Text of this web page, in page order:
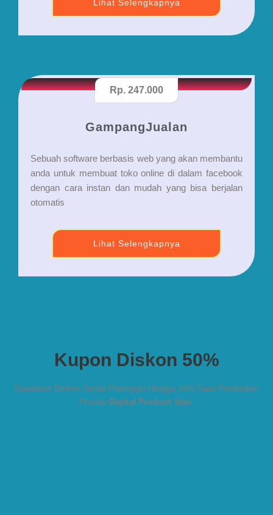
Lihat Selengkapnya
Rp. 247.000
GampangJualan
Sebuah software berbasis web yang akan membantu
anda untuk membuat toko online di dalam facebook
dengan cara instan dan mudah yang bisa berjalan
otomatis
Lihat Selengkapnya
Kupon Diskon 50%
Dapatkan Diskon Secial Potongan Hingga 50% Saat Pembelian
Produk Digital Product Sale